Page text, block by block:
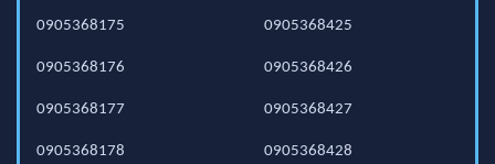
0905368175
0905368176
0905368177
0905368178
0905368425
0905368426
0905368427
0905368428